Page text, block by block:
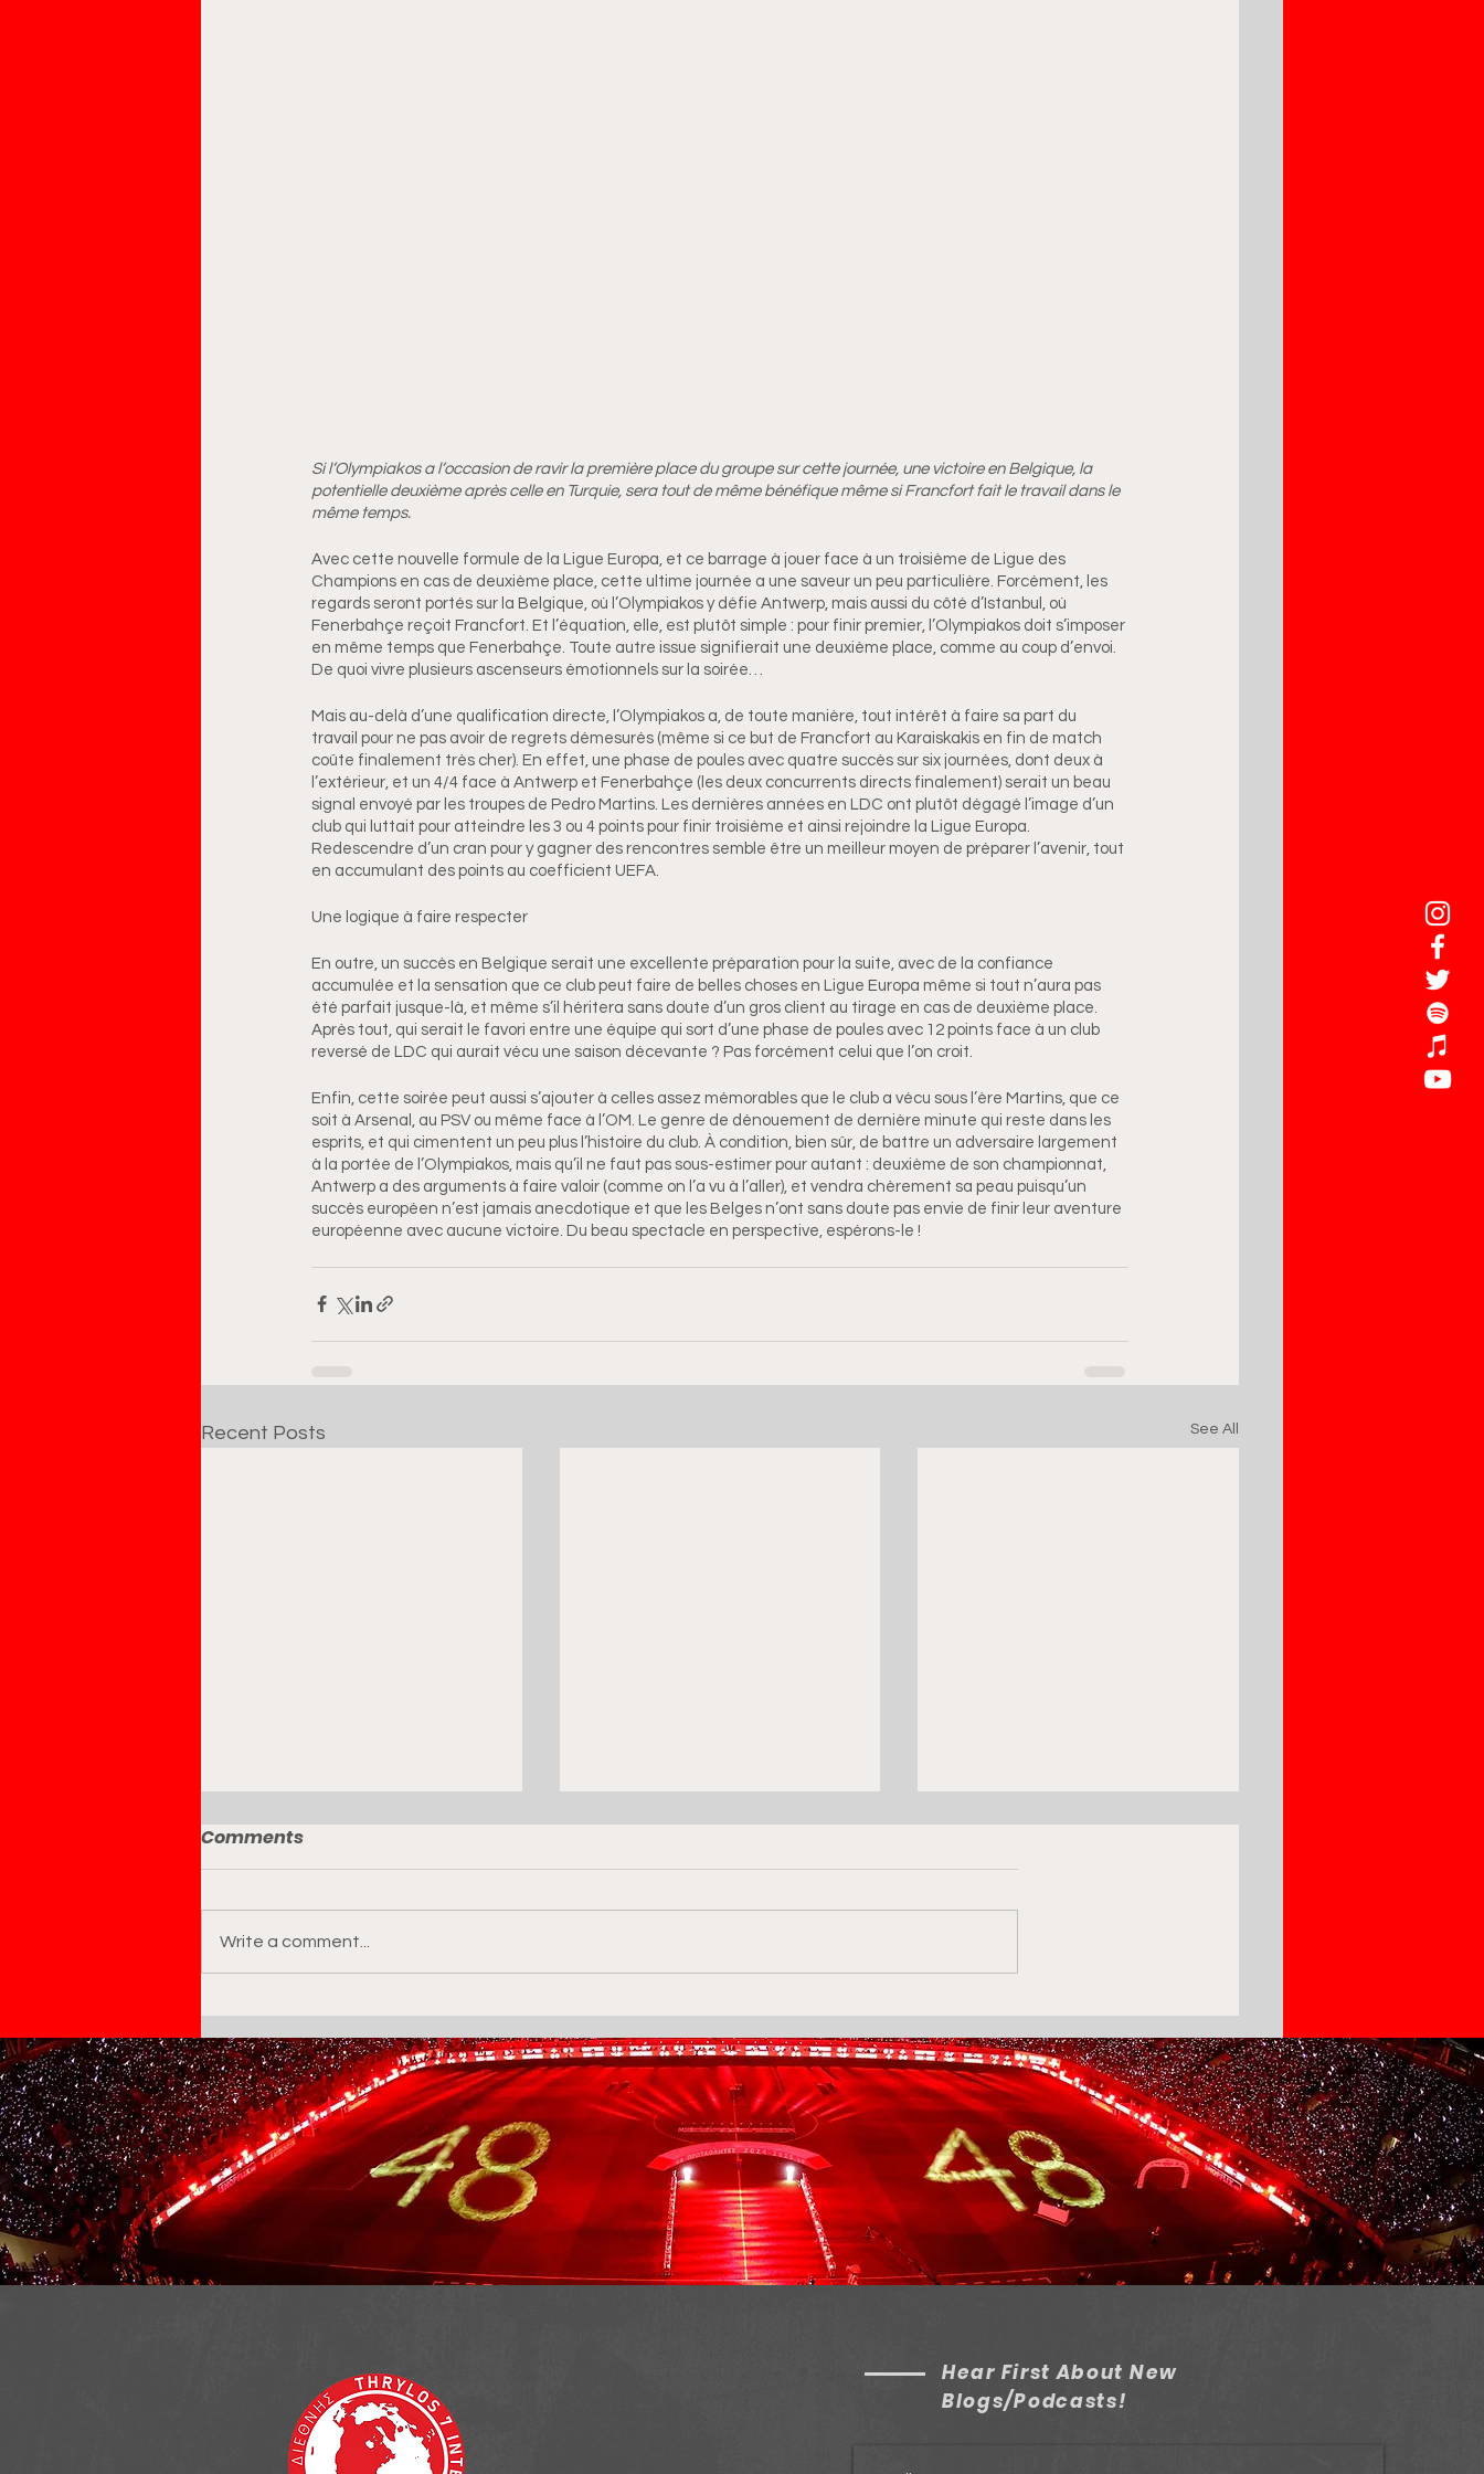
Si l’Olympiakos a l’occasion de ravir la première place du groupe sur cette journée, une victoire en Belgique, la
potentielle deuxième après celle en Turquie, sera tout de même bénéfique même si Francfort fait le travail dans le
même temps.
Avec cette nouvelle formule de la Ligue Europa, et ce barrage à jouer face à un troisième de Ligue des
Champions en cas de deuxième place, cette ultime journée a une saveur un peu particulière. Forcément, les
regards seront portés sur la Belgique, où l’Olympiakos y défie Antwerp, mais aussi du côté d’Istanbul, où
Fenerbahçe reçoit Francfort. Et l’équation, elle, est plutôt simple : pour finir premier, l’Olympiakos doit s’imposer
en même temps que Fenerbahçe. Toute autre issue signifierait une deuxième place, comme au coup d’envoi.
De quoi vivre plusieurs ascenseurs émotionnels sur la soirée…
Mais au-delà d’une qualification directe, l’Olympiakos a, de toute manière, tout intérêt à faire sa part du
travail pour ne pas avoir de regrets démesurés (même si ce but de Francfort au Karaiskakis en fin de match
coûte finalement très cher). En effet, une phase de poules avec quatre succès sur six journées, dont deux à
l’extérieur, et un 4/4 face à Antwerp et Fenerbahçe (les deux concurrents directs finalement) serait un beau
signal envoyé par les troupes de Pedro Martins. Les dernières années en LDC ont plutôt dégagé l’image d’un
club qui luttait pour atteindre les 3 ou 4 points pour finir troisième et ainsi rejoindre la Ligue Europa.
Redescendre d’un cran pour y gagner des rencontres semble être un meilleur moyen de préparer l’avenir, tout
en accumulant des points au coefficient UEFA.
Une logique à faire respecter
En outre, un succès en Belgique serait une excellente préparation pour la suite, avec de la confiance
accumulée et la sensation que ce club peut faire de belles choses en Ligue Europa même si tout n’aura pas
été parfait jusque-là, et même s’il héritera sans doute d’un gros client au tirage en cas de deuxième place.
Après tout, qui serait le favori entre une équipe qui sort d’une phase de poules avec 12 points face à un club
reversé de LDC qui aurait vécu une saison décevante ? Pas forcément celui que l’on croit.
Enfin, cette soirée peut aussi s’ajouter à celles assez mémorables que le club a vécu sous l’ère Martins, que ce
soit à Arsenal, au PSV ou même face à l’OM. Le genre de dénouement de dernière minute qui reste dans les
esprits, et qui cimentent un peu plus l’histoire du club. À condition, bien sûr, de battre un adversaire largement
à la portée de l’Olympiakos, mais qu’il ne faut pas sous-estimer pour autant : deuxième de son championnat,
Antwerp a des arguments à faire valoir (comme on l’a vu à l’aller), et vendra chèrement sa peau puisqu’un
succès européen n’est jamais anecdotique et que les Belges n’ont sans doute pas envie de finir leur aventure
européenne avec aucune victoire. Du beau spectacle en perspective, espérons-le !
Recent Posts See All
Captain Panos Retsos
Clears Injury Hurdle,
Available for 2nd Leg
Against NEC Nijmegen
Ortega’s Arrival In Buenos
Aires Turns Olympiacos's
LB Search Into Necessity
Olympiacos Open Talks
With Porto For LB
Francisco Moura
Comments
Write a comment...
Hear First About New
Blogs/Podcasts!